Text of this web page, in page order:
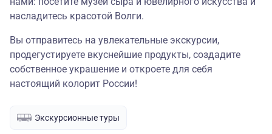
насладитесь красотой Волги.
Вы отправитесь на увлекательные экскурсии,
продегустируете вкуснейшие продукты, создадите
собственное украшение и откроете для себя
настоящий колорит России!
Экскурсионные туры